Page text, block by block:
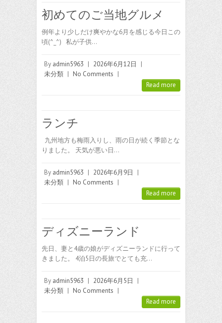
初めてのご当地グルメ
例年より少しだけ爽やかな6月を感じる今日この
頃(^_^) 私が子供…
By admin5963 | 2026年6月12日
|
未分類 | No Comments |
Read more
ランチ
九州地方も梅雨入りし、雨の日が続く季節とな
りました。 天気が悪い日…
By admin5963 | 2026年6月9日
|
未分類 | No Comments |
Read more
ディズニーランド
先日、妻と4歳の娘がディズニーランドに行って
きました。 4泊5日の長旅でとても充…
By admin5963 | 2026年6月5日
|
未分類 | No Comments |
Read more